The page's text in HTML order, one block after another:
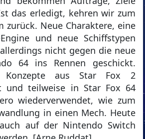
das erledigt, kehren wir zum
zurück. Neue Charaktere, eine
und neue Schiffstypen
nicht gegen die neue
64 ins Rennen geschickt.
Konzepte aus Star Fox 2
und teilweise in Star Fox 64
wiederverwendet, wie zum
in einen Mech. Heute
auf der Nintendo Switch